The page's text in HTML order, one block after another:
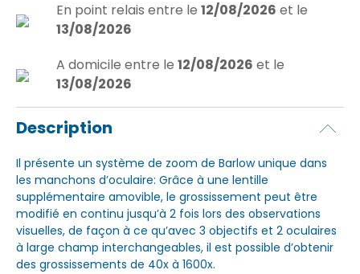
En point relais entre le 12/08/2026 et le
13/08/2026
A domicile entre le 12/08/2026 et le
13/08/2026
Description
Il présente un système de zoom de Barlow unique dans
les manchons d’oculaire: Grâce à une lentille
supplémentaire amovible, le grossissement peut être
modifié en continu jusqu’à 2 fois lors des observations
visuelles, de façon à ce qu’avec 3 objectifs et 2 oculaires
à large champ interchangeables, il est possible d’obtenir
des grossissements de 40x à 1600x.